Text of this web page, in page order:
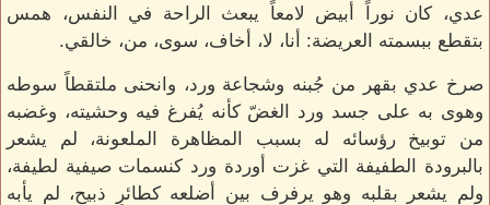
عدي، كان نوراً أبيض لامعاً يبعث الراحة في النفس، همس
بتقطع ببسمته العريضة: أنا، لا، أخاف، سوى، من، خالقي.
صرخ عدي بقهر من جُبنه وشجاعة ورد، وانحنى ملتقطاً سوطه
وهوى به على جسد ورد الغضّ كأنه يُفرغ فيه وحشيته، وغضبه
من توبيخ رؤسائه له بسبب المظاهرة الملعونة، لم يشعر
بالبرودة الطفيفة التي غزت أوردة ورد كنسمات صيفية لطيفة،
ولم يشعر بقلبه وهو يرفرف بين أضلعه كطائرٍ ذبيح، لم يأبه